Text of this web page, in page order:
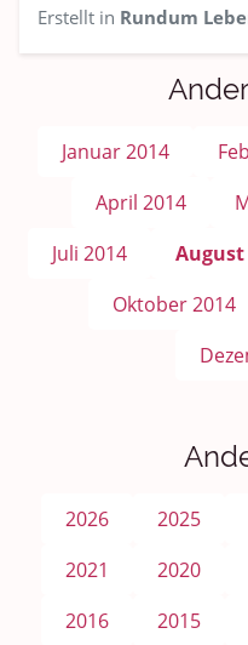
Erstellt in Rundum
Januar 2014
April 2014
Juli 2014
August
Oktober 2014
2026 2025
2021
2020
2016
2015